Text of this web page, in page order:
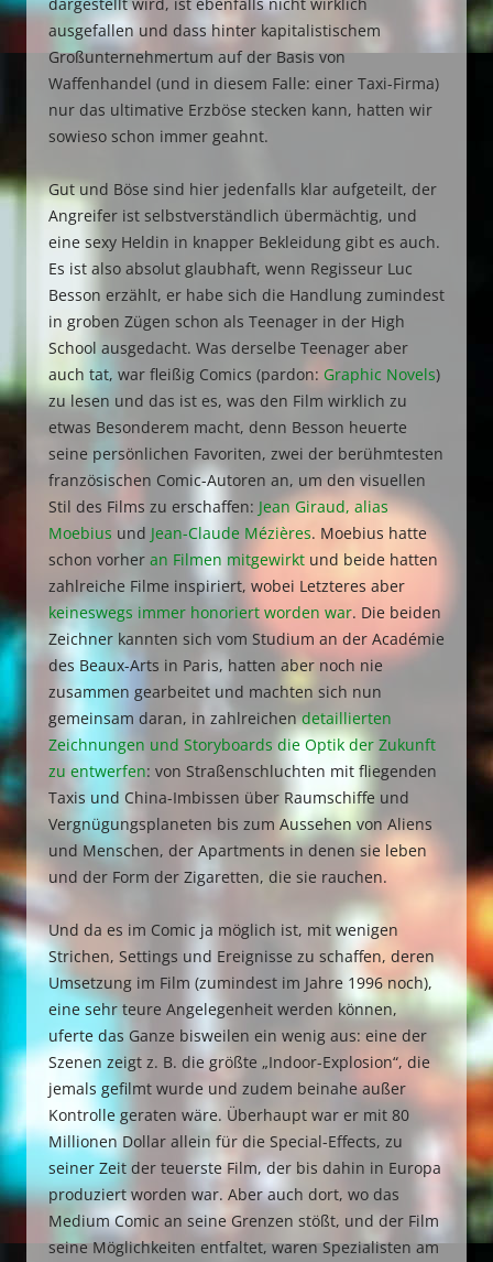
ausgefallen und dass hinter kapitalistischem
Großunternehmertum auf der Basis von
Waffenhandel (und in diesem Falle: einer Taxi-Firma)
nur das ultimative Erzböse stecken kann, hatten wir
sowieso schon immer geahnt.
Gut und Böse sind hier jedenfalls klar aufgeteilt, der
Angreifer ist selbstverständlich übermächtig, und
eine sexy Heldin in knapper Bekleidung gibt es auch.
Es ist also absolut glaubhaft, wenn Regisseur Luc
Besson erzählt, er habe sich die Handlung zumindest
in groben Zügen schon als Teenager in der High
School ausgedacht. Was derselbe Teenager aber
auch tat, war fleißig Comics (pardon: Graphic Novels)
zu lesen und das ist es, was den Film wirklich zu
etwas Besonderem macht, denn Besson heuerte
seine persönlichen Favoriten, zwei der berühmtesten
französischen Comic-Autoren an, um den visuellen
Stil des Films zu erschaffen: Jean Giraud, alias
Moebius und Jean-Claude Mézières. Moebius hatte
schon vorher an Filmen mitgewirkt und beide hatten
zahlreiche Filme inspiriert, wobei Letzteres aber
keineswegs immer honoriert worden war. Die beiden
Zeichner kannten sich vom Studium an der Académie
des Beaux-Arts in Paris, hatten aber noch nie
zusammen gearbeitet und machten sich nun
gemeinsam daran, in zahlreichendetaillierten
Zeichnungen und Storyboards die Optik der Zukunft
zu entwerfen: von Straßenschluchten mit fliegenden
Taxis und China-Imbissen über Raumschiffe und
Vergnügungsplaneten bis zum Aussehen von Aliens
und Menschen, der Apartments in denen sie leben
und der Form der Zigaretten, die sie rauchen.
Und da es im Comic ja möglich ist, mit wenigen
Strichen, Settings und Ereignisse zu schaffen, deren
Umsetzung im Film (zumindest im Jahre 1996 noch),
eine sehr teure Angelegenheit werden können,
uferte das Ganze bisweilen ein wenig aus: eine der
Szenen zeigt z. B. die größte „Indoor-Explosion“, die
jemals gefilmt wurde und zudem beinahe außer
Kontrolle geraten wäre. Überhaupt war er mit 80
Millionen Dollar allein für die Special-Effects, zu
seiner Zeit der teuerste Film, der bis dahin in Europa
produziert worden war. Aber auch dort, wo das
Medium Comic an seine Grenzen stößt, und der Film
seine Möglichkeiten entfaltet, waren Spezialisten am